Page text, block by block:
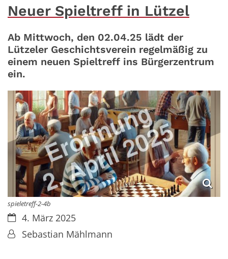
Neuer Spieltreff in Lützel
Ab Mittwoch, den 02.04.25 lädt der
Lützeler Geschichtsverein regelmäßig zu
einem neuen Spieltreff ins Bürgerzentrum
ein.
spieletreff-2-4b
Datum:
4. März 2025
Von:Sebastian Mählmann